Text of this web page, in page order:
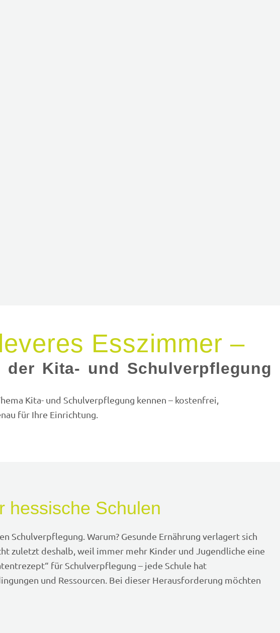
Esszimmer –
Kita- und Schulverpflegung
Kita- und Schulverpflegung kennen – kostenfrei,
für Ihre Einrichtung.
hessische Schulen
Schulverpflegung. Warum? Gesunde Ernährung verlagert sich
zuletzt deshalb, weil immer mehr Kinder und Jugendliche eine
für Schulverpflegung – jede Schule hat
und Ressourcen. Bei dieser Herausforderung möchten